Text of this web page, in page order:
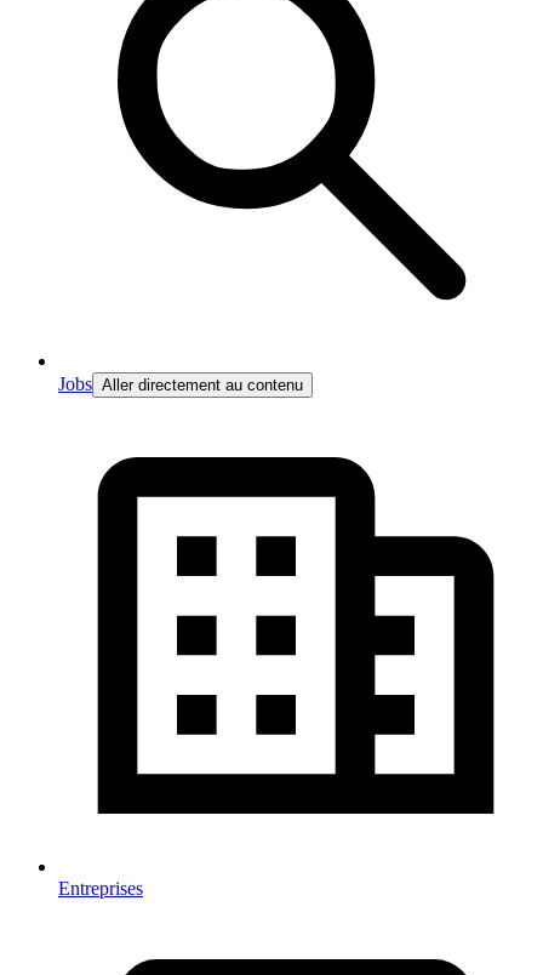
Jobs Aller directement au contenu
Entreprises